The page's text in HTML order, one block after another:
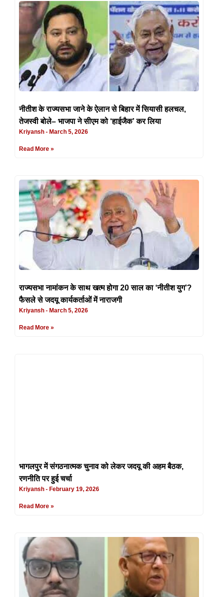
नीतीश के राज्यसभा जाने के ऐलान से बिहार में सियासी हलचल,
तेजस्वी बोले– भाजपा ने सीएम को ‘हाईजैक’ कर लिया
Kriyansh March 5, 2026
Read More »
राज्यसभा नामांकन के साथ खत्म होगा 20 साल का ‘नीतीश युग’?
फैसले से जदयू कार्यकर्ताओं में नाराजगी
Kriyansh March 5, 2026
Read More »
भागलपुर में संगठनात्मक चुनाव को लेकर जदयू की अहम बैठक,
रणनीति पर हुई चर्चा
Kriyansh February 19, 2026
Read More »